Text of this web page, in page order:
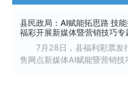
县民政局：AI赋能拓思路 技
福彩开展新媒体暨营销技巧专
7月28日，县福利彩票发
售网点新媒体AI赋能暨营销技